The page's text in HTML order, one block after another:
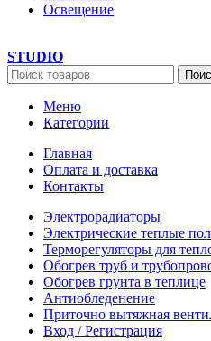
Освещение
STUDIO
Меню
Категории
Главная
Оплата и доставка
Контакты
Электрорадиаторы
Электрические теплые
Терморегуляторы для
Обогрев труб и
Обогрев грунта в теплице
Антиобледенение
Приточно вытяжная
Вход / Регистрация